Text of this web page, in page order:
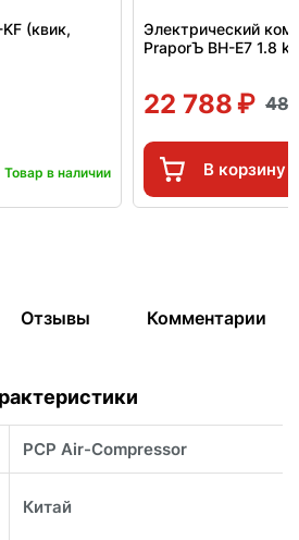
(квик,
Товар в наличии
Электрический
PraporЪ BH-E7 1.8
22 788 48
В корзину
Отзывы Комментарии
PCP Air-Compressor
Китай